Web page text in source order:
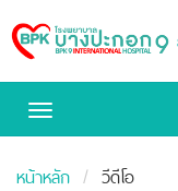
Bangpakok
Hospital
Toggle
หน้าหลัก วีดีโอ